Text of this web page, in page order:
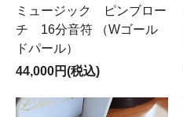
ミュージック ピンブロー
チ 16分音符 （Wゴール
ドパール）
44,000円(税込)